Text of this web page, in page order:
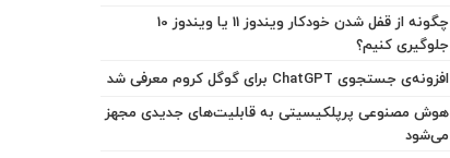
چگونه از قفل شدن خودکار ویندوز 11 یا ویندوز 10
جلوگیری کنیم؟
افزونه‌ی جستجوی ChatGPT برای گوگل کروم معرفی شد
هوش مصنوعی پرپلکیسیتی به قابلیت‌های جدیدی مجهز
می‌شود